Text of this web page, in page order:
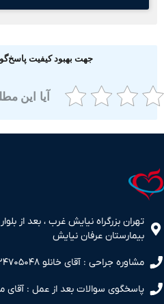
جهت بهبود کیفیت پاسخ‌گویی
آیا این مطلب
بزرگراه نیایش غرب ، بعد از بلوار
عرفان نیایش
جراحی : آقای خانلو ۰۹۱۲۴۷۰۵۰۴۸
سوالات بعد از عمل : آقای منتظری